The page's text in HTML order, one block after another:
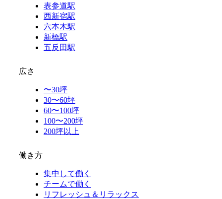
表参道駅
西新宿駅
六本木駅
新橋駅
五反田駅
広さ
〜30坪
30〜60坪
60〜100坪
100〜200坪
200坪以上
働き方
集中して働く
チームで働く
リフレッシュ＆リラックス